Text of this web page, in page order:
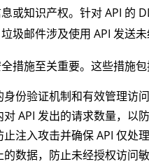
或知识产权。针对 API 的
圾邮件涉及使用 API 发送
措施至关重要。这些措施包
份验证机制和有效管理访
API 发出的请求数量，以
注入攻击并确保 API 仅处理
数据，防止未经授权访问敏